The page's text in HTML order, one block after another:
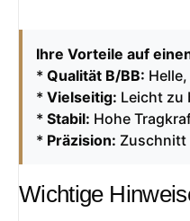
Ihre Vorteile auf
* Qualität B/BB:
* Vielseitig: Leicht zu
* Stabil: Hohe
* Präzision: Zuschnitt
Wichtige